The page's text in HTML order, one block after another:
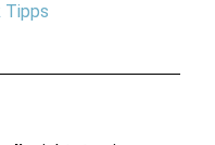
Tipps